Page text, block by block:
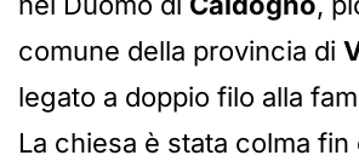
comune della provincia di
legato a doppio filo alla
La chiesa è stata colma fin